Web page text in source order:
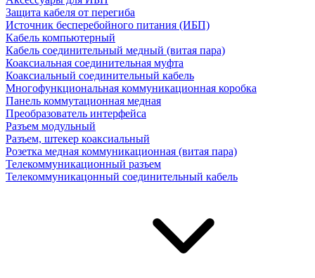
Защита кабеля от перегиба
Источник бесперебойного питания (ИБП)
Кабель компьютерный
Кабель соединительный медный (витая пара)
Коаксиальная соединительная муфта
Коаксиальный соединительный кабель
Многофункциональная коммуникационная коробка
Панель коммутационная медная
Преобразователь интерфейса
Разъем модульный
Разъем, штекер коаксиальный
Розетка медная коммуникационная (витая пара)
Телекоммуникационный разъем
Телекоммуникацонный соединительный кабель